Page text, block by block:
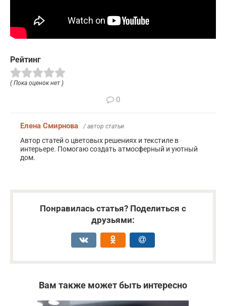
Рейтинг
( Пока оценок нет )
0
Елена Смирнова / автор статьи
Автор статей о цветовых решениях и текстиле в
интерьере. Помогаю создать атмосферный и уютный
дом.
Понравилась статья? Поделиться с
друзьями:
Вам также может быть интересно